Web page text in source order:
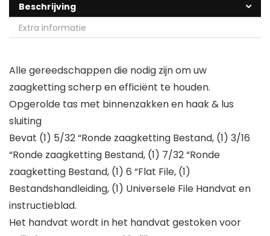
Beschrijving
Extra informatie
Alle gereedschappen die nodig zijn om uw
zaagketting scherp en efficiënt te houden.
Opgerolde tas met binnenzakken en haak & lus
sluiting
Bevat (1) 5/32 “Ronde zaagketting Bestand, (1) 3/16
“Ronde zaagketting Bestand, (1) 7/32 “Ronde
zaagketting Bestand, (1) 6 “Flat File, (1)
Bestandshandleiding, (1) Universele File Handvat en
instructieblad.
Het handvat wordt in het handvat gestoken voor